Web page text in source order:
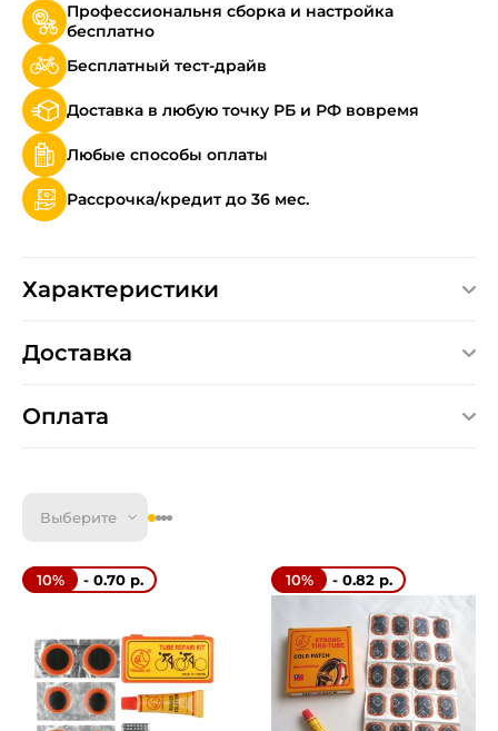
Профессиональня сборка и настройка
бесплатно
Бесплатный тест-драйв
Доставка в любую точку РБ и РФ вовремя
Любые способы оплаты
Рассрочка/кредит до 36 мес.
Характеристики
Доставка
Оплата
Выберите
10% - 0.70 р. 10% - 0.82 р.